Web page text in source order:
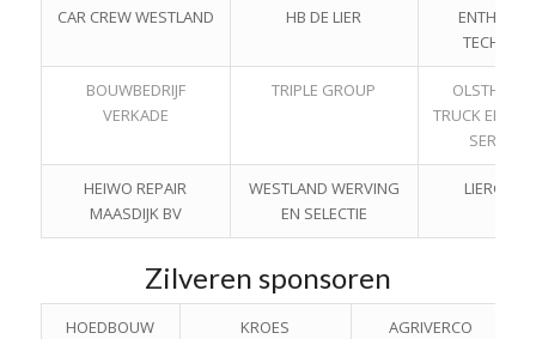
CAR CREW WESTLAND HB DE LIER
TECHNIEK
BOUWBEDRIJF
VERKADE
TRIPLE GROUP
TRUCK EN
SERVICE
HEIWO REPAIR
MAASDIJK BV
WESTLAND WERVING
EN SELECTIE
LIERGLAS
Zilveren sponsoren
HOEDBOUW
KROES
AGRIVERCO